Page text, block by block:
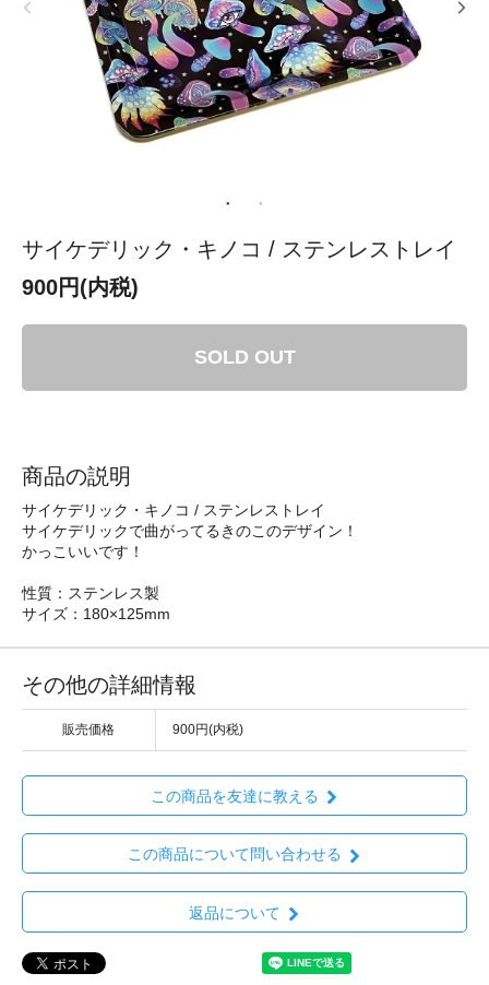
サイケデリック・キノコ / ステンレストレイ
900円(内税)
SOLD OUT
商品の説明
サイケデリック・キノコ / ステンレストレイ
サイケデリックで曲がってるきのこのデザイン！
かっこいいです！
性質：ステンレス製
サイズ：180×125mm
その他の詳細情報
販売価格 900円(内税)
この商品を友達に教える
この商品について問い合わせる
返品について